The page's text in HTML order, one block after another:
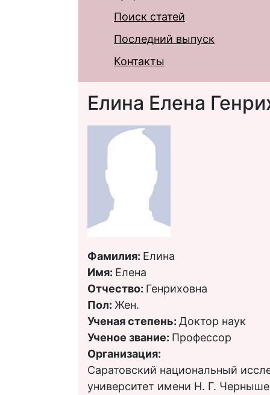
Поиск статей
Последний выпуск
Контакты
Елина Елена
Фамилия: Елина
Имя: Елена
Отчество: Генриховна
Пол: Жен.
Ученая степень: Доктор наук
Ученое звание: Профессор
Организация:
Саратовский национальный
университет имени Н. Г.